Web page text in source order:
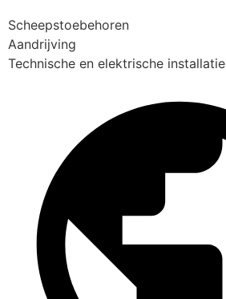
Scheepstoebehoren
Aandrijving
Technische en elektrische installatie